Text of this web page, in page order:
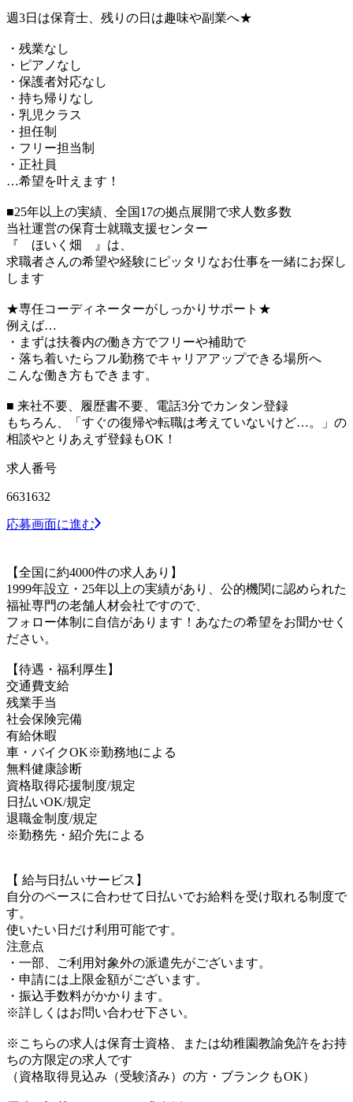
週3日は保育士、残りの日は趣味や副業へ★
・残業なし
・ピアノなし
・保護者対応なし
・持ち帰りなし
・乳児クラス
・担任制
・フリー担当制
・正社員
…希望を叶えます！
■25年以上の実績、全国17の拠点展開で求人数多数
当社運営の保育士就職支援センター
『 ほいく畑 』は、
求職者さんの希望や経験にピッタリなお仕事を一緒にお探し
します
★専任コーディネーターがしっかりサポート★
例えば…
・まずは扶養内の働き方でフリーや補助で
・落ち着いたらフル勤務でキャリアアップできる場所へ
こんな働き方もできます。
■ 来社不要、履歴書不要、電話3分でカンタン登録
もちろん、「すぐの復帰や転職は考えていないけど…。」の
相談やとりあえず登録もOK！
求人番号
6631632
応募画面に進む
【全国に約4000件の求人あり】
1999年設立・25年以上の実績があり、公的機関に認められた
福祉専門の老舗人材会社ですので、
フォロー体制に自信があります！あなたの希望をお聞かせく
ださい。
【待遇・福利厚生】
交通費支給
残業手当
社会保険完備
有給休暇
車・バイクOK※勤務地による
無料健康診断
資格取得応援制度/規定
日払いOK/規定
退職金制度/規定
※勤務先・紹介先による
【 給与日払いサービス】
自分のペースに合わせて日払いでお給料を受け取れる制度で
す。
使いたい日だけ利用可能です。
注意点
・一部、ご利用対象外の派遣先がございます。
・申請には上限金額がございます。
・振込手数料がかかります。
※詳しくはお問い合わせ下さい。
※こちらの求人は保育士資格、または幼稚園教諭免許をお持
ちの方限定の求人です
（資格取得見込み（受験済み）の方・ブランクもOK）